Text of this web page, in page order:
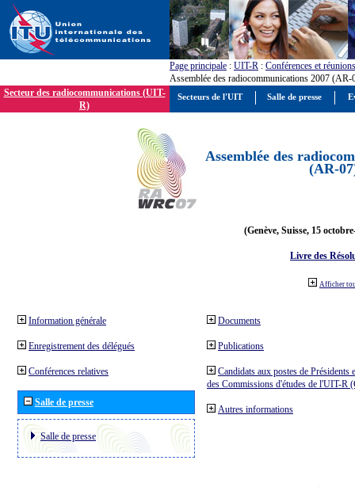
Page principale : UIT-R : Conférences et réunions
Assemblée des radiocommunications 2007 (AR-
Secteur des radiocommunications (UIT-
R)
Assemblée des
(AR-
(Genève, Suisse, 15
Livre des
Afficher
Information générale
Enregistrement des délégués
Conférences relatives
Salle de presse
Salle de presse
Documents
Publications
Candidats aux postes de Présidents
des Commissions d'études de l'UIT-R
Autres informations
Secteurs de l'UIT Salle de presse